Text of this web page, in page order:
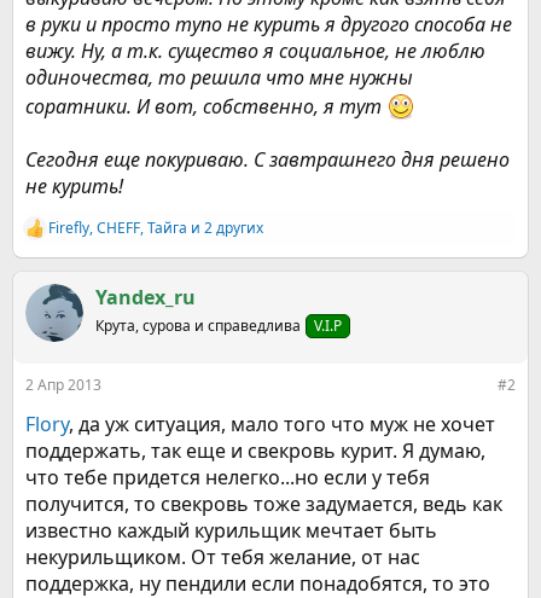
в руки и просто тупо не курить я другого способа не
вижу. Ну, а т.к. существо я социальное, не люблю
одиночества, то решила что мне нужны
соратники. И вот, собственно, я тут
Сегодня еще покуриваю. С завтрашнего дня решено
не курить!
Р
е
к
ц
и
Firefly,CHEFF,Тайга и 2 других
Yandex_ru
Крута, сурова и справедлива V.I.P
2 Апр 2013 #2
Flory, да уж ситуация, мало того что муж не хочет
поддержать, так еще и свекровь курит. Я думаю,
что тебе придется нелегко...но если у тебя
получится, то свекровь тоже задумается, ведь как
известно каждый курильщик мечтает быть
некурильщиком. От тебя желание, от нас
поддержка, ну пендили если понадобятся, то это